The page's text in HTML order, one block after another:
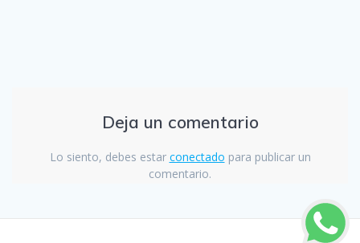
Deja un comentario
Lo siento, debes estar conectado para publicar un
comentario.